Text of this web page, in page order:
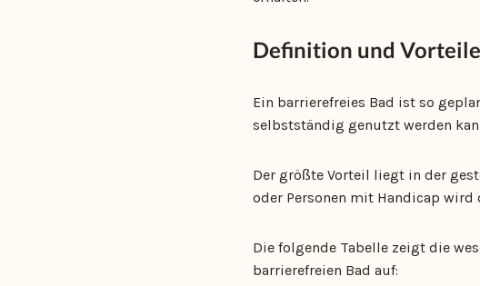
Definition und Vorteile
Ein barrierefreies Bad ist so
selbstständig genutzt werden
Der größte Vorteil liegt in der
oder Personen mit Handicap
Die folgende Tabelle zeigt die
barrierefreien Bad auf: